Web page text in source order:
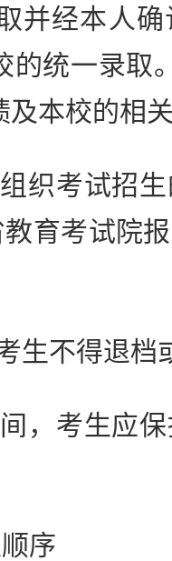
并经本人
的统一录取
及本校的相
考试招生
育考试院
不得退档
考生应保
序